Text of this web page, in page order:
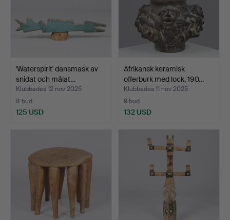
'Waterspirit' dansmask av
snidat och målat…
Klubbades 12 nov 2025
8 bud
125 USD
Afrikansk keramisk
offerburk med lock, 190…
Klubbades 11 nov 2025
9 bud
132 USD